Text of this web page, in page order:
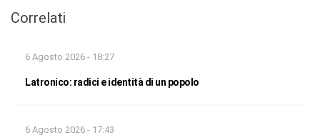
Correlati
6 Agosto 2026 - 18:27
Latronico: radici e identità di un popolo
6 Agosto 2026 - 17:43